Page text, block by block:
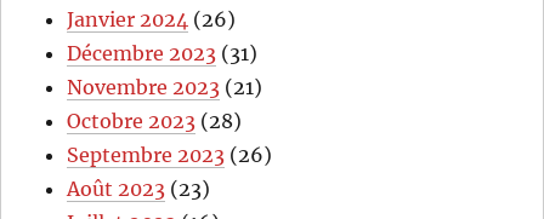
Janvier 2024 (26)
Décembre 2023 (31)
Novembre 2023 (21)
Octobre 2023 (28)
Septembre 2023 (26)
Août 2023 (23)